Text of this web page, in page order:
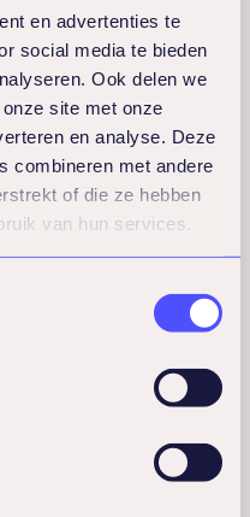
en advertenties te
social media te bieden
Ook delen we
site met onze
en analyse. Deze
combineren met andere
of die ze hebben
van hun services.
ontstaat door
besteden aan
aspectenvan
zorg voor
rustige ruimtes.
een betere